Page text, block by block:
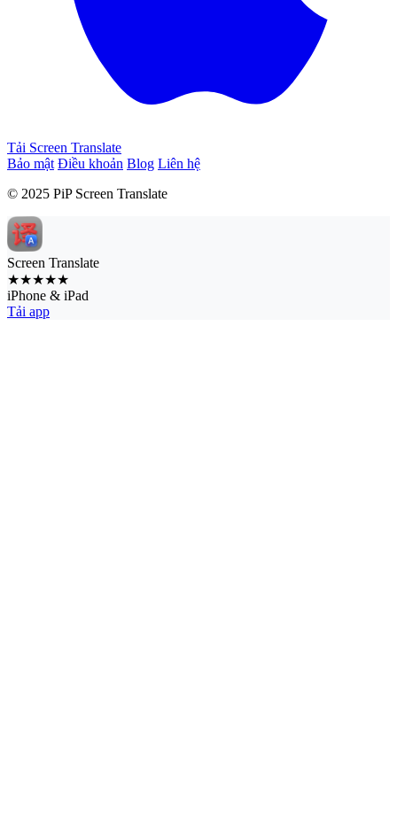
Tải Screen Translate
Bảo mật Điều khoản Blog Liên hệ
© 2025 PiP Screen Translate
Screen Translate
★★★★★
iPhone & iPad
Tải app